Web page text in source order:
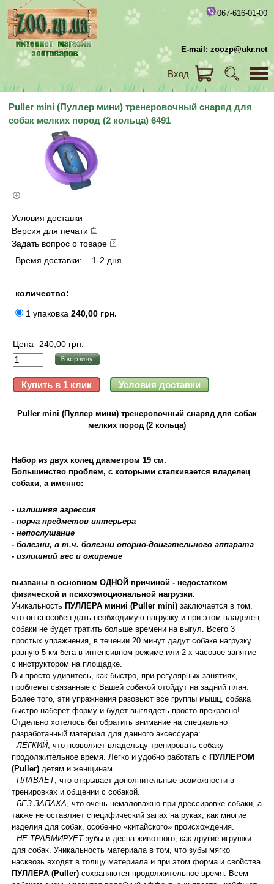
067-616-01-00
E-mail: zoozp@ukr.net
Вход
Puller mini (Пуллер мини) тренеровочный снаряд для
собак мелких пород (2 кольца) 6491
Условия доставки
Версия для печати
Задать вопрос о товаре
Время доставки:
1-2 дня
количество:
1 упаковка 240,00 грн.
Цена 240,00 грн.
Puller mini (Пуллер мини) тренеровочный снаряд для собак
мелких пород (2 кольца)
Набор из двух колец диаметром 19 см.
Большинство проблем, с которыми сталкивается владелец
собаки, а именно:
- излишняя агрессия
- порча предметов интерьера
- непослушание
- болезни, в т.ч. болезни опорно-двигательного аппарата
- излишний вес и ожирение
вызваны в основном ОДНОЙ причиной - недостатком
физической и психоэмоциональной нагрузки.
Уникальность ПУЛЛЕРА миниi (Puller mini) заключается в том,
что он способен дать необходимую нагрузку и при этом владелец
собаки не будет тратить больше времени на выгул. Всего 3
простых упражнения, в течении 20 минут дадут собаке нагрузку
равную 5 км бега в интенсивном режиме или 2-х часовое занятие
с инструктором на площадке.
Вы просто удивитесь, как быстро, при регулярных занятиях,
проблемы связанные с Вашей собакой отойдут на задний план.
Более того, эти упражнения разовьют все группы мышц, собака
быстро наберет форму и будет выглядеть просто прекрасно!
Отдельно хотелось бы обратить внимание на специально
разработанный материал для данного аксессуара:
-ЛЕГКИЙ, что позволяет владельцу тренировать собаку
продолжительное время. Легко и удобно работать с ПУЛЛЕРОМ
(Puller) детям и женщинам.
- ПЛАВАЕТ, что открывает дополнительные возможности в
тренировках и общении с собакой.
- БЕЗ ЗАПАХА, что очень немаловажно при дрессировке собаки, а
также не оставляет специфический запах на руках, как многие
изделия для собак, особенно «китайского» происхождения.
- НЕ ТРАВМИРУЕТзубы и дёсна животного, как другие игрушки
для собак. Уникальность материала в том, что зубы мягко
насквозь входят в толщу материала и при этом форма и свойства
ПУЛЛЕРА (Puller) сохраняются продолжительное время. Всем